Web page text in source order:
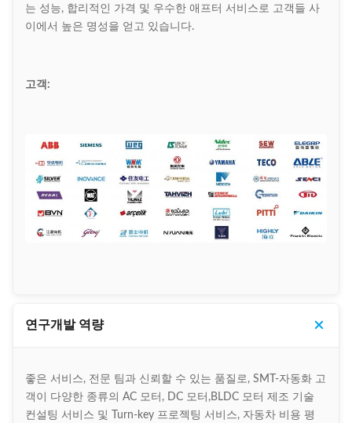
는 성능, 합리적인 가격 및 우수한 애프터 서비스로 고객들 사
이에서 높은 명성을 얻고 있습니다.
고객:
연구개발 역량
좋은 서비스, 전문 팀과 신뢰할 수 있는 품질로, SMT-자동화 고
객이 다양한 종류의 AC 모터, DC 모터,BLDC 모터 제조 기술
컨설팅 서비스 및 Turn-key 프로젝팅 서비스, 자동차 비용 평